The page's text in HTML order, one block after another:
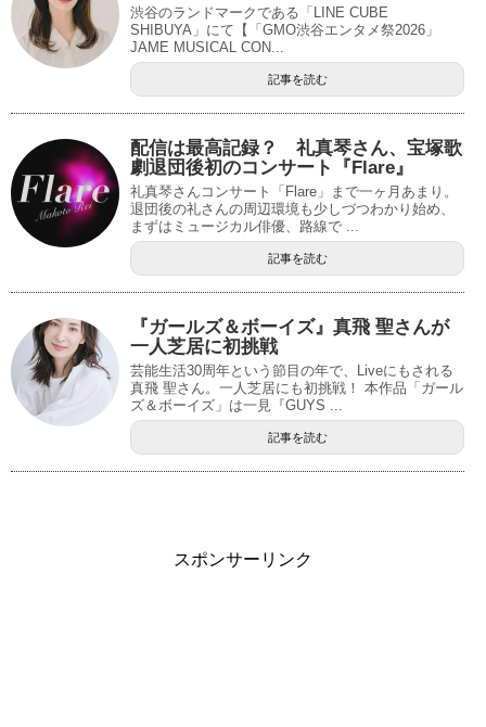
渋谷のランドマークである「LINE CUBE
SHIBUYA」にて【「GMO渋谷エンタメ祭2026」
JAME MUSICAL CON...
記事を読む
配信は最高記録？ 礼真琴さん、宝塚歌
劇退団後初のコンサート『Flare』
礼真琴さんコンサート「Flare」まで一ヶ月あまり。
退団後の礼さんの周辺環境も少しづつわかり始め、
まずはミュージカル俳優、路線で ...
記事を読む
『ガールズ＆ボーイズ』真飛 聖さんが
一人芝居に初挑戦
芸能生活30周年という節目の年で、Liveにもされる
真飛 聖さん。一人芝居にも初挑戦！ 本作品「ガール
ズ＆ボーイズ」は一見『GUYS ...
記事を読む
スポンサーリンク